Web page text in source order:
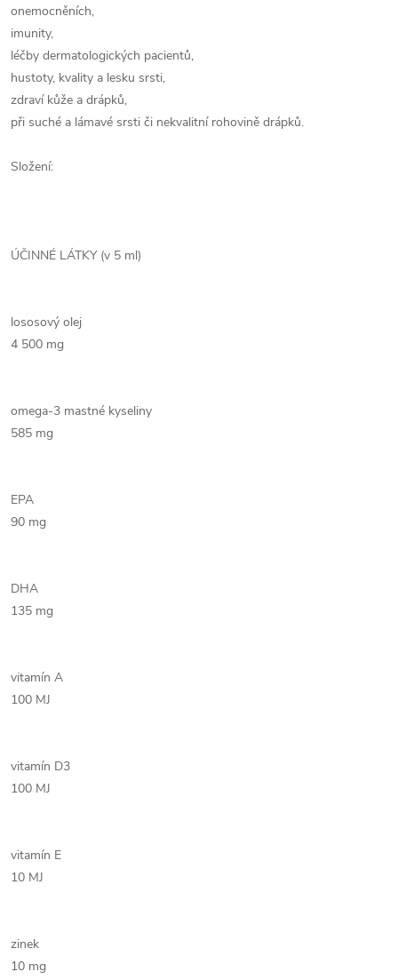
onemocněních,
imunity,
léčby dermatologických pacientů,
hustoty, kvality a lesku srsti,
zdraví kůže a drápků,
při suché a lámavé srsti či nekvalitní rohovině drápků.
Složení:
ÚČINNÉ LÁTKY (v 5 ml)
lososový olej
4 500 mg
omega-3 mastné kyseliny
585 mg
EPA
90 mg
DHA
135 mg
vitamín A
100 MJ
vitamín D3
100 MJ
vitamín E
10 MJ
zinek
10 mg